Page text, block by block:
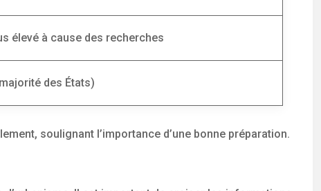
élevé à cause des recherches
des États)
soulignant l’importance d’une bonne préparation.